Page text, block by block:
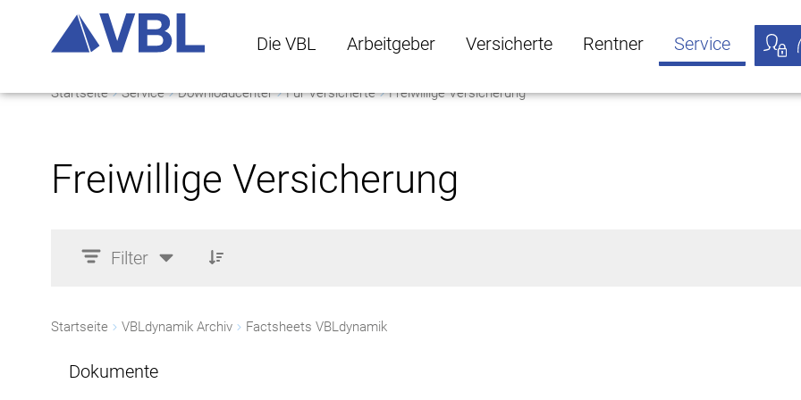
Die VBL
Die VBL Untermenü öffnen
Arbeitgeber
Arbeitgeber Untermenü öffnen
Versicherte
Versicherte Untermenü öffnen
Rentner Service
Startseite Service Downloadcenter Für Versicherte Freiwillige Versicherung
Freiwillige Versicherung
Filter
Startseite VBLdynamik Archiv Factsheets VBLdynamik
Dokumente